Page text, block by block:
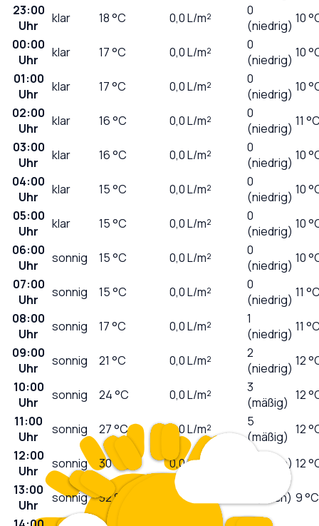
23:00
Uhr
klar 18°C 0,0L/m²
0
(niedrig) 10
00:00
Uhr
klar 17°C 0,0L/m²
0
(niedrig) 10
01:00
Uhr
klar 17°C 0,0L/m²
0
(niedrig) 10
02:00
Uhr
klar 16°C 0,0L/m²
0
(niedrig) 11
03:00
Uhr
klar 16°C 0,0L/m²
0
(niedrig) 10
04:00
Uhr
klar 15°C 0,0L/m²
0
(niedrig) 10
05:00
Uhr
klar 15°C 0,0L/m²
0
(niedrig) 10
06:00
Uhr
sonnig 15°C 0,0L/m²
0
(niedrig) 10
07:00
Uhr
sonnig 15°C 0,0L/m²
0
(niedrig) 11
08:00
Uhr
sonnig 17°C 0,0L/m²
1
(niedrig) 11
09:00
Uhr
sonnig 21 °C 0,0L/m²
2
(niedrig) 12
10:00
Uhr
sonnig 24°C 0,0L/m²
3
(mäßig) 12
11:00
Uhr
sonnig 27°C 0,0L/m²
5
(mäßig) 12
12:00
Uhr
sonnig 30°C 0,0L/m² 6 (hoch) 12
13:00
Uhr
sonnig 32°C 0,0L/m² 7 (hoch) 9 °C